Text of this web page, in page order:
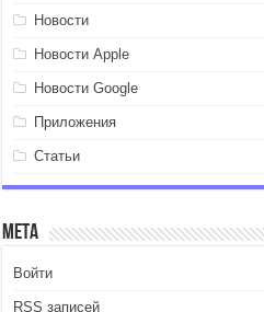
Новости
Новости Apple
Новости Google
Приложения
Статьи
Мета
Войти
RSS записей